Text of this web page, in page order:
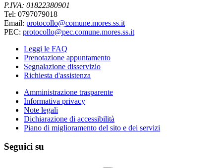
P.IVA: 01822380901
Tel: 0797079018
Email: protocollo@comune.mores.ss.it
PEC: protocollo@pec.comune.mores.ss.it
Leggi le FAQ
Prenotazione appuntamento
Segnalazione disservizio
Richiesta d'assistenza
Amministrazione trasparente
Informativa privacy
Note legali
Dichiarazione di accessibilità
Piano di miglioramento del sito e dei servizi
Seguici su